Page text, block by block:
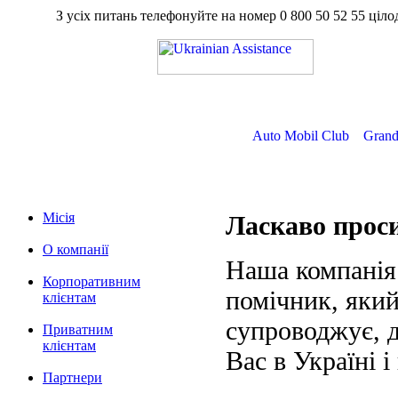
З усіх питань телефонуйте на номер 0 800 50 52 55
Auto Mobil Club
Місія
О компанії
Корпоративним
клієнтам
Приватним
клієнтам
Партнери
Ласкаво
Наша
помічник,
супроводжує,
Вас в Україні